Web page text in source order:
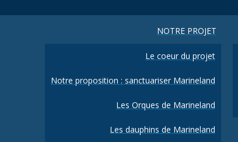
NOTRE PROJET
Le coeur du projet
Notre proposition : sanctuariser Marineland
Les Orques de Marineland
Les dauphins de Marineland